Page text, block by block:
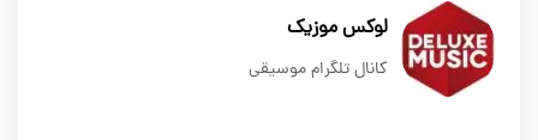
لوکس موزیک
کانال تلگرام موسیقی